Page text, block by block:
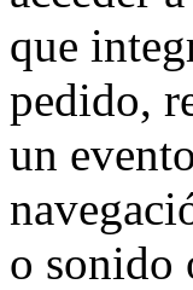
que
pedido,
un
o sonido